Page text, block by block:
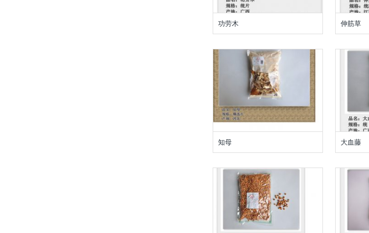
功劳木 伸筋草
知母 大血藤